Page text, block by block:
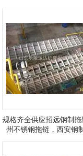
规格齐全供应招远钢制
州不锈钢拖链，西安钢